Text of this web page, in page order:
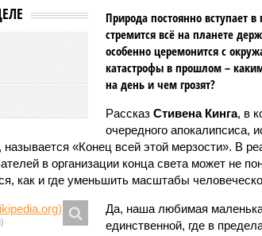
Природа постоянно вступает
стремится всё на планете
особенно церемонится с
катастрофы в прошлом –
на день и чем грозят?
Рассказ Стивена Кинга, в
очередного апокалипсиса,
называется «Конец всей этой мерзости». В
в организации конца света может не
как и где уменьшить масштабы
Да, наша любимая
единственной, где в